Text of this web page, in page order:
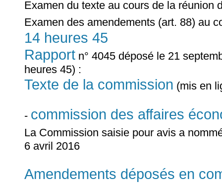
Examen du texte au cours de la réunion
Examen des amendements (art. 88) au
14 heures 45
Rapport n° 4045 déposé le 21
heures 45) :
Texte de la commission (mis en
- commission des affaires
La Commission saisie pour avis a
6 avril 2016
Amendements déposés en